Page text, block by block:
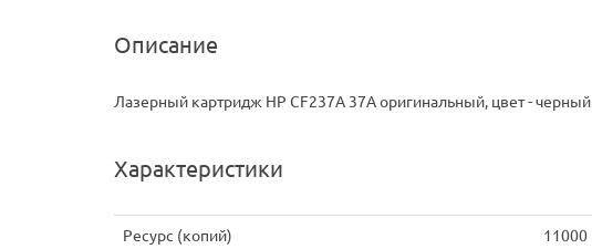
Описание
Лазерный картридж HP CF237A 37A оригинальный, цвет - черный
Характеристики
Ресурс (копий) 11000